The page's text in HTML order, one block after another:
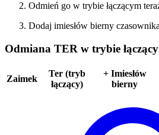
Odmień go w trybie łączącym
Dodaj imiesłów bierny
Odmiana TER w trybie
Zaimek
Ter (tryb
łączący)
+ Imiesłów
bierny